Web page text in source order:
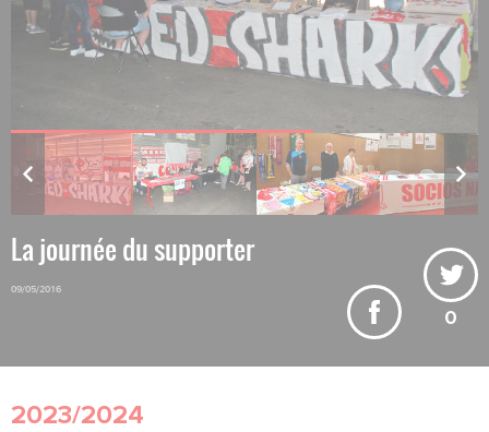
4
La journée du supporter
09/05/2016
0
2023/2024